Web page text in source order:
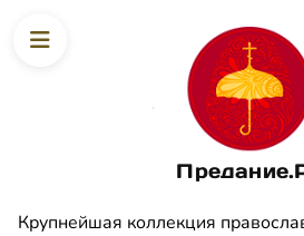
Крупнейшая коллекция